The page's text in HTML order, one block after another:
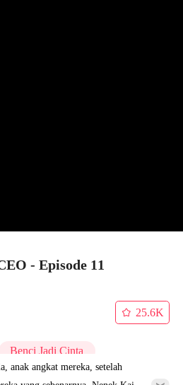
- Episode 11
25.6K
Benci Jadi Cinta
anak angkat mereka, setelah